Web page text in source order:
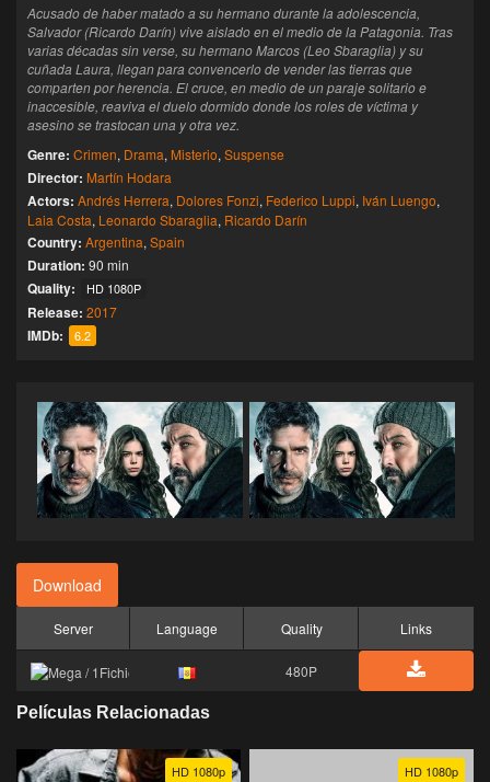
Acusado de haber matado a su hermano durante la adolescencia,
Salvador (Ricardo Darín) vive aislado en el medio de la Patagonia. Tras
varias décadas sin verse, su hermano Marcos (Leo Sbaraglia) y su
cuñada Laura, llegan para convencerlo de vender las tierras que
comparten por herencia. El cruce, en medio de un paraje solitario e
inaccesible, reaviva el duelo dormido donde los roles de víctima y
asesino se trastocan una y otra vez.
Genre: Crimen, Drama, Misterio, Suspense
Director: Martín Hodara
Actors: Andrés Herrera, Dolores Fonzi, Federico Luppi, Iván Luengo,
Laia Costa, Leonardo Sbaraglia, Ricardo Darín
Country: Argentina, Spain
Duration: 90 min
Quality: HD 1080P
Release: 2017
IMDb: 6.2
Download
Server Language Quality Links
480P
Películas Relacionadas
HD 1080p HD 1080p